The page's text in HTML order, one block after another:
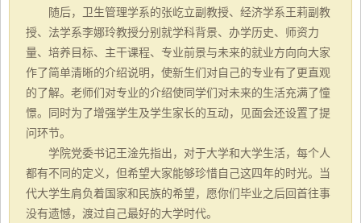
随后，卫生管理学系的张屹立副教授、经济学系王莉副教
授、法学系李娜玲教授分别就学科背景、办学历史、师资力
量、培养目标、主干课程、专业前景与未来的就业方向向大家
作了简单清晰的介绍说明，使新生们对自己的专业有了更直观
的了解。老师们对专业的介绍使同学们对未来的生活充满了憧
憬。同时为了增强学生及学生家长的互动，见面会还设置了提
问环节。
学院党委书记王淦先指出，对于大学和大学生活，每个人
都有不同的定义，但希望大家能够珍惜自己这四年的时光。当
代大学生肩负着国家和民族的希望，愿你们毕业之后回首往事
没有遗憾，渡过自己最好的大学时代。